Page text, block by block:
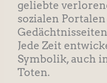
geliebte
sozialen
Jede Zeit
Symbolik, auch
Toten.